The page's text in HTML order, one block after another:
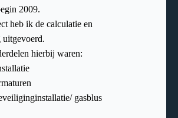
2009.
heb ik de calculatie en
hierbij waren:
gasblus